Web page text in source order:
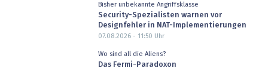
Bisher unbekannte Angriffsklasse
Security-Spezialisten warnen vor
Designfehler in NAT-Implementierungen
07.08.2026 - 11:50 Uhr
Wo sind all die Aliens?
Das Fermi-Paradoxon